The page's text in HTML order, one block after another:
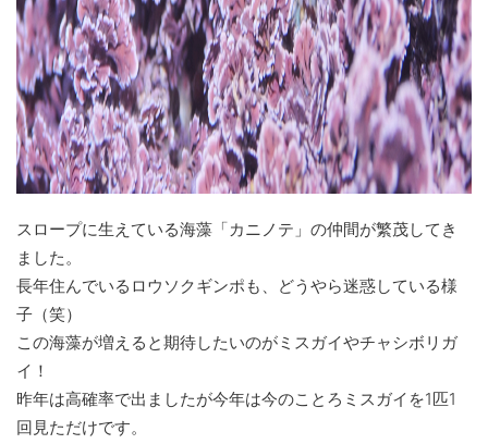
スロープに生えている海藻「カニノテ」の仲間が繁茂してき
ました。
長年住んでいるロウソクギンポも、どうやら迷惑している様
子（笑）
この海藻が増えると期待したいのがミスガイやチャシボリガ
イ！
昨年は高確率で出ましたが今年は今のことろミスガイを1匹1
回見ただけです。